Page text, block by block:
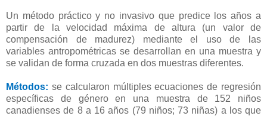
Un método práctico y no invasivo que predice los años a
partir de la velocidad máxima de altura (un valor de
compensación de madurez) mediante el uso de las
variables antropométricas se desarrollan en una muestra y
se validan de forma cruzada en dos muestras diferentes.
Métodos: se calcularon múltiples ecuaciones de regresión
específicas de género en una muestra de 152 niños
canadienses de 8 a 16 años (79 niños; 73 niñas) a los que